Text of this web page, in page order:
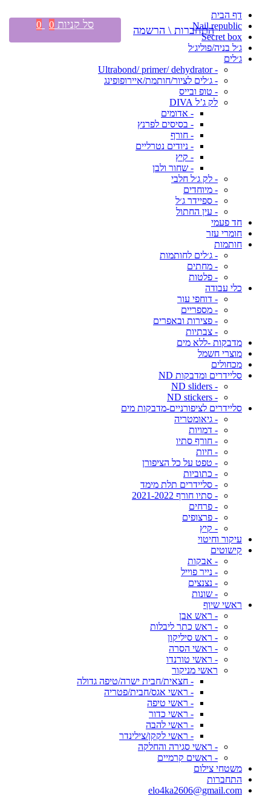
דף הבית
Nail republic
Secret box
ג׳ל בניה/פוליג׳ל
ג׳לים
- Ultrabond/ primer/ dehydrator
- ג׳לים לציור/חותמת/איירופופינג
- טופ ובייס
לק ג’ל DIVA
- אדומים
- בסיסים לפרנץ
- חורף
- ניודים נטרליים
- קיץ
- שחור ולבן
- לק ג׳ל חלבי
- מיוחדים
- ספיידר ג׳ל
- עין החתול
חד פעמי
חומרי עזר
חותמות
- ג׳לים לחותמות
- מחתים
- פלטות
כלי עבודה
- דוחפי עור
- מספריים
- פצירות ובאפרים
- צבתיות
מדבקות -ללא מים
מוצרי חשמל
מכחולים
סליידרים ומדבקות ND
- ND sliders
- ND stickers
סליידרים לציפורניים-מדבקות מים
- גיאומטריה
- דמויות
- חורף סתיו
- חיות
- טפט על כל הציפורן
- כתוביות
- סליידרים תלת מימד
- סתיו חורף 2021-2022
- פרחים
- פרצופים
- קיץ
עיקור וחיטוי
קישוטים
- אבקות
- נייר פוייל
- נצנצים
- שונות
ראשי שיוף
- ראש אבן
- ראש כתר ליבלות
- ראש סיליקון
- ראשי הסרה
- ראשי טורנדו
ראשי מניקור
- חצאית/חבית ישרה/טיפה גדולה
- ראשי אגס/חבית/פטריה
- ראשי טיפה
- ראשי כדור
- ראשי להבה
- ראשי לקקן/צילינדר
- ראשי סגירה והחלקה
- ראשים קרמיים
משטחי צילום
התחברות
elo4ka2606@gmail.com
התחברות \ הרשמה סל קניות 0
0